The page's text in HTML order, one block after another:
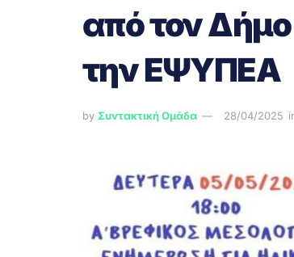
από τον
την ΕΨΥΠΕΑ
by Συντακτική Ομάδα 28/04/2025